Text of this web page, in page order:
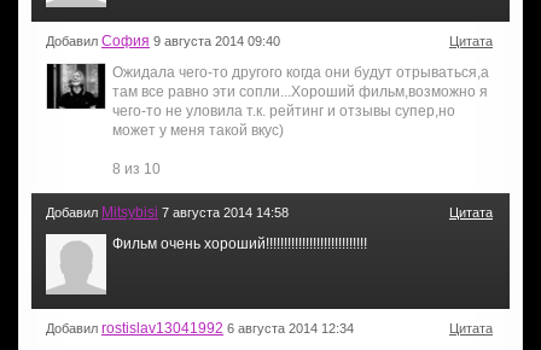
Добавил София 9 августа 2014 09:40 Цитата
Ожидала чего-то другого когда они будут отрываться,а
там все равно эти сопли...Хороший фильм,возможно я
чего-то не уловила т.к. рейтинг и отзывы супер,но
может у меня такой вкус)
8 из 10
Добавил Mitsybisi 7 августа 2014 14:58 Цитата
Фильм очень хороший!!!!!!!!!!!!!!!!!!!!!!!!!!!!
Добавил rostislav13041992 6 августа 2014 12:34 Цитата